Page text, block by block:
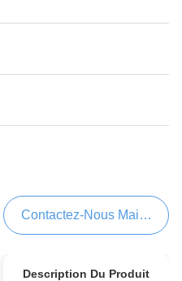
Contactez-Nous Maintenant
Description Du Produit